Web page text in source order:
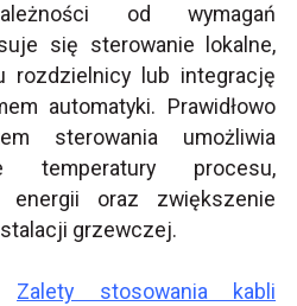
od wymagań
się sterowanie lokalne,
rozdzielnicy lub integrację
automatyki. Prawidłowo
sterowania umożliwia
temperatury procesu,
energii oraz zwiększenie
grzewczej.
Zalety stosowania kabli